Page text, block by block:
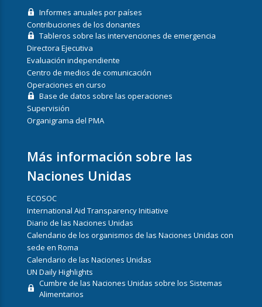
Informes anuales por países
Contribuciones de los donantes
Tableros sobre las intervenciones de emergencia
Directora Ejecutiva
Evaluación independiente
Centro de medios de comunicación
Operaciones en curso
Base de datos sobre las operaciones
Supervisión
Organigrama del PMA
Más información sobre las
Naciones Unidas
ECOSOC
International Aid Transparency Initiative
Diario de las Naciones Unidas
Calendario de los organismos de las Naciones Unidas con
sede en Roma
Calendario de las Naciones Unidas
UN Daily Highlights
Cumbre de las Naciones Unidas sobre los Sistemas
Alimentarios